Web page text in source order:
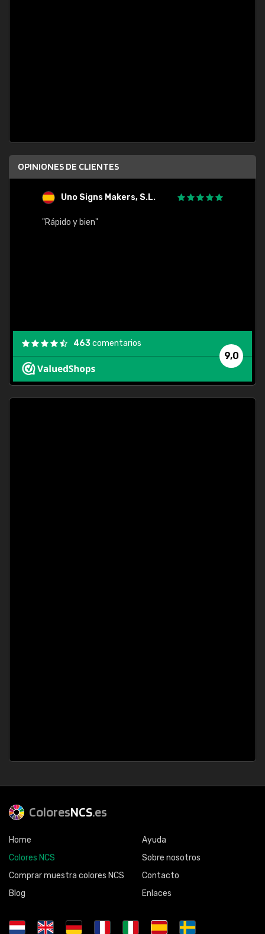
OPINIONES DE CLIENTES
Uno Signs Makers, S.L.
"Rápido y bien"
9,0
463comentarios
ColoresNCS.es
Home
Colores NCS
Comprar muestra colores NCS
Blog
Ayuda
Sobre nosotros
Contacto
Enlaces